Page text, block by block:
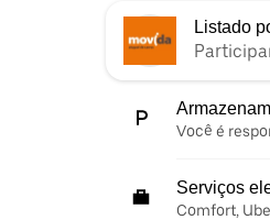
Listado
Você é
Serviços
Comfort,